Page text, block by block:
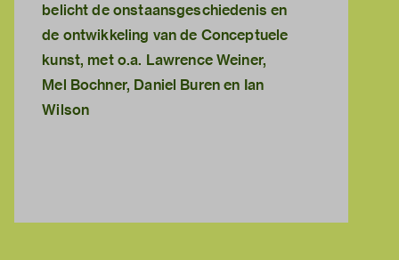
belicht de onstaansgeschiedenis en
de ontwikkeling van de Conceptuele
kunst, met o.a. Lawrence Weiner,
Mel Bochner, Daniel Buren en Ian
Wilson